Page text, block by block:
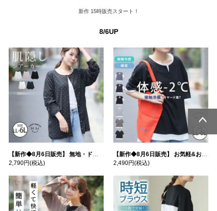
新作 15時販売スタート！
8/6UP
【新作◆8月6日販売】 無地・ドット柄から選べる 忍ばせ 活躍 シアー カーデ | 大きいサイズの通販ならハッピーマリリン
2,790円(税込)
【新作◆8月6日販売】 お気軽&お手軽 選べるデザイン 接触冷感 レイヤード風 コットン トップス | 大きいサイズの通販ならハッピーマリリン
2,490円(税込)
ページトッ
ページトッ